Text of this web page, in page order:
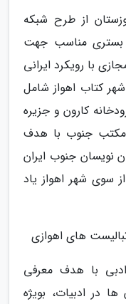
از طرح شبکه
بستری مناسب جهت
با رویکرد ایرانی
کتاب اهواز شامل
کارون و جزیره
جنوب با هدف
نویسان جنوب ایران
سوی شهر اهواز یاد
های اهوازی
با هدف معرفی
در ادبیات، بویژه